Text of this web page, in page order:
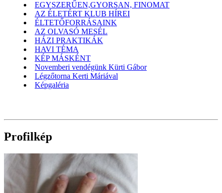
EGYSZERŰEN,GYORSAN, FINOMAT
AZ ÉLETÉRT KLUB HÍREI
ÉLTETŐFORRÁSAINK
AZ OLVASÓ MESÉL
HÁZI PRAKTIKÁK
HAVI TÉMA
KÉP MÁSKÉNT
Novemberi vendégünk Kürti Gábor
Légzőtorna Kerti Máriával
Képgaléria
Profilkép